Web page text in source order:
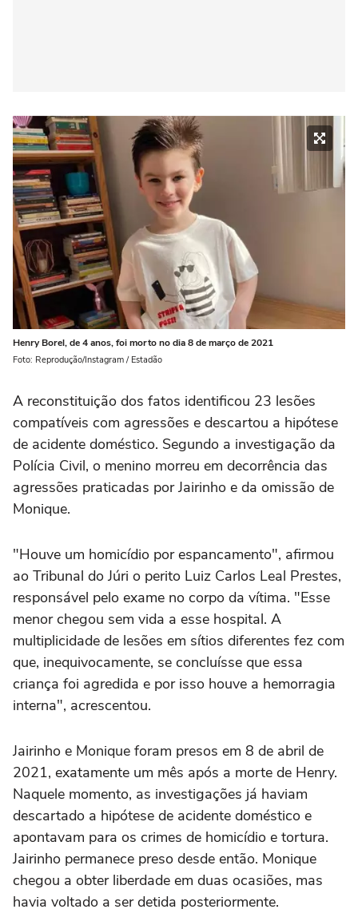
Henry Borel, de 4 anos, foi morto no dia 8 de março de 2021
Foto: Reprodução/Instagram / Estadão
A reconstituição dos fatos identificou 23 lesões
compatíveis com agressões e descartou a hipótese
de acidente doméstico. Segundo a investigação da
Polícia Civil, o menino morreu em decorrência das
agressões praticadas por Jairinho e da omissão de
Monique.
"Houve um homicídio por espancamento", afirmou
ao Tribunal do Júri o perito Luiz Carlos Leal Prestes,
responsável pelo exame no corpo da vítima. "Esse
menor chegou sem vida a esse hospital. A
multiplicidade de lesões em sítios diferentes fez com
que, inequivocamente, se concluísse que essa
criança foi agredida e por isso houve a hemorragia
interna", acrescentou.
Jairinho e Monique foram presos em 8 de abril de
2021, exatamente um mês após a morte de Henry.
Naquele momento, as investigações já haviam
descartado a hipótese de acidente doméstico e
apontavam para os crimes de homicídio e tortura.
Jairinho permanece preso desde então. Monique
chegou a obter liberdade em duas ocasiões, mas
havia voltado a ser detida posteriormente.